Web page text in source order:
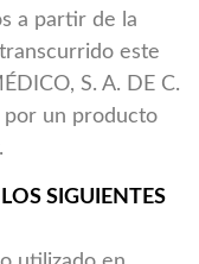
a partir de la
este
S. A. DE C.
por un producto
SIGUIENTES